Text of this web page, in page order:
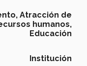
Atracción de
humanos,
Educación
Institución